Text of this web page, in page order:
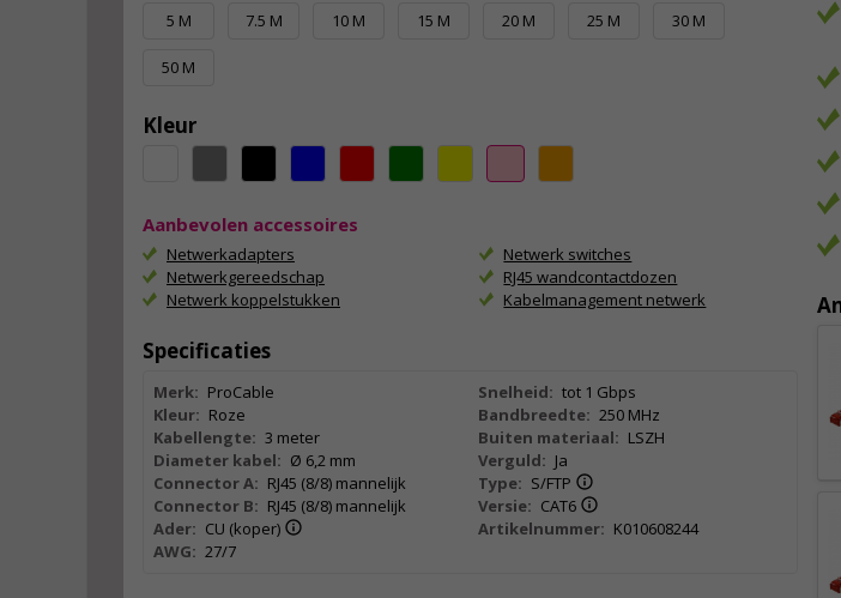
5 M 7.5 M 10 M 15 M 20 M 25 M 30 M
50 M
Kleur
Aanbevolen accessoires
Netwerkadapters
Netwerkgereedschap
Netwerk koppelstukken
Netwerk switches
RJ45 wandcontactdozen
Kabelmanagement netwerk
Specificaties
Merk: ProCable
Kleur: Roze
Kabellengte: 3 meter
Diameter kabel: Ø 6,2 mm
Connector A: RJ45 (8/8) mannelijk
Connector B: RJ45 (8/8) mannelijk
Ader: CU (koper)
AWG: 27/7
Snelheid: tot 1 Gbps
Bandbreedte: 250 MHz
Buiten materiaal: LSZH
Verguld: Ja
Type: S/FTP
Versie: CAT6
Artikelnummer: K010608244